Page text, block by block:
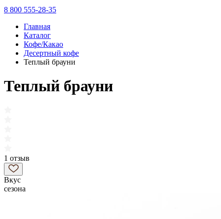
8 800 555-28-35
Главная
Каталог
Кофе/Какао
Десертный кофе
Теплый брауни
Теплый брауни
1 отзыв
Вкус
сезона